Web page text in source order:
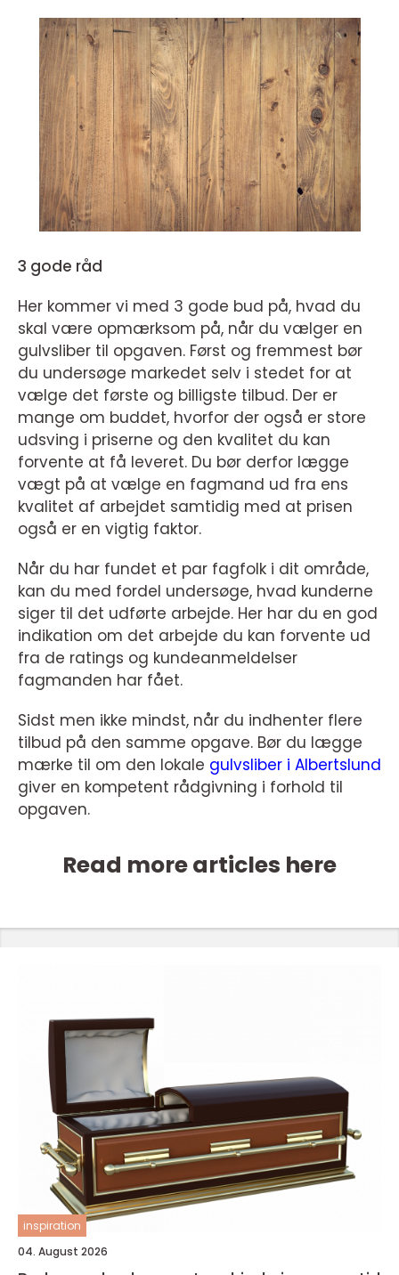
3 gode råd
Her kommer vi med 3 gode bud på, hvad du
skal være opmærksom på, når du vælger en
gulvsliber til opgaven. Først og fremmest bør
du undersøge markedet selv i stedet for at
vælge det første og billigste tilbud. Der er
mange om buddet, hvorfor der også er store
udsving i priserne og den kvalitet du kan
forvente at få leveret. Du bør derfor lægge
vægt på at vælge en fagmand ud fra ens
kvalitet af arbejdet samtidig med at prisen
også er en vigtig faktor.
Når du har fundet et par fagfolk i dit område,
kan du med fordel undersøge, hvad kunderne
siger til det udførte arbejde. Her har du en god
indikation om det arbejde du kan forvente ud
fra de ratings og kundeanmeldelser
fagmanden har fået.
Sidst men ikke mindst, når du indhenter flere
tilbud på den samme opgave. Bør du lægge
mærke til om den lokale gulvsliber i Albertslund
giver en kompetent rådgivning i forhold til
opgaven.
Read more articles here
inspiration
04. August 2026